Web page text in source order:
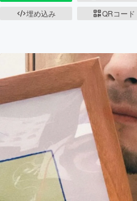
埋め込み
QRコード